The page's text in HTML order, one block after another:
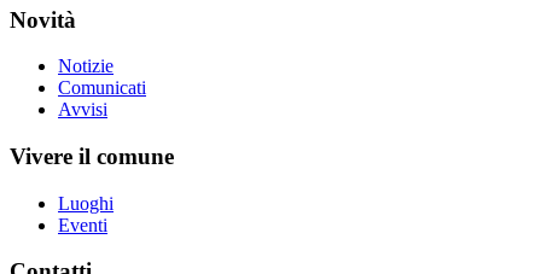
Novità
Notizie
Comunicati
Avvisi
Vivere il comune
Luoghi
Eventi